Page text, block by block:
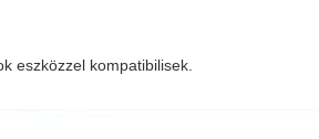
eszközzel kompatibilisek.